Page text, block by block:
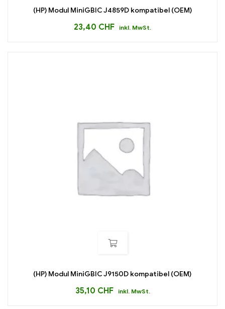
(HP) Modul MiniGBIC J4859D kompatibel (OEM)
23,40 CHF inkl. MwSt.
(HP) Modul MiniGBIC J9150D kompatibel (OEM)
35,10 CHF inkl. MwSt.